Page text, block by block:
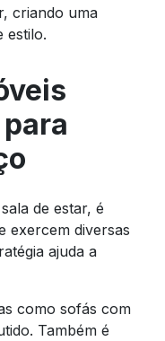
criando uma
estilo.
de estar, é
exercem diversas
ajuda a
como sofás com
Também é